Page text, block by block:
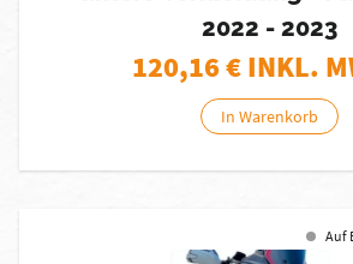
2022 - 2023
120,16€ INKL.
In Warenkorb
Auf